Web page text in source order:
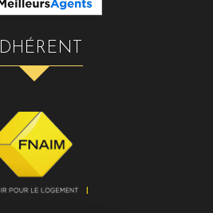
ADHÉRENT